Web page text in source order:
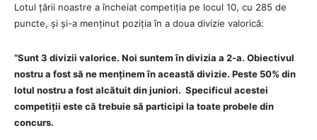
Lotul țării noastre a încheiat competiția pe locul 10, cu 285 de
puncte, și și-a menținut poziția în a doua divizie valorică:
“Sunt 3 divizii valorice. Noi suntem în divizia a 2-a. Obiectivul
nostru a fost să ne menținem în această divizie. Peste 50% din
lotul nostru a fost alcătuit din juniori. Specificul acestei
competiții este că trebuie să participi la toate probele din
concurs.